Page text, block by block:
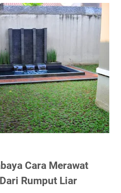
Cara Merawat
Rumput Liar